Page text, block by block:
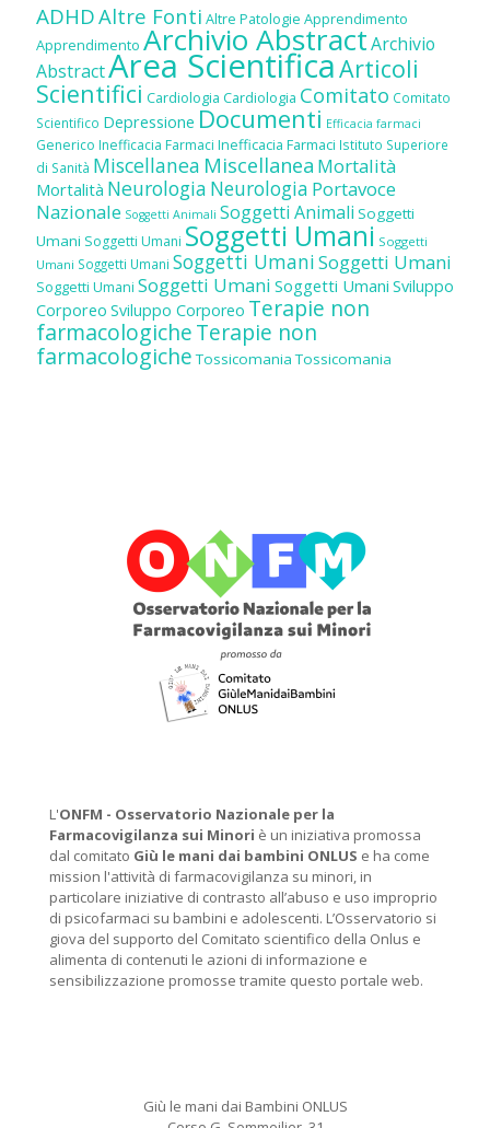
ADHDAltre Fonti Altre Patologie Apprendimento
Apprendimento Archivio AbstractArchivio
AbstractArea ScientificaArticoli
Scientifici Cardiologia Cardiologia Comitato Comitato
Scientifico Depressione Documenti Efficacia farmaci
Generico Inefficacia Farmaci Inefficacia Farmaci Istituto Superiore
di Sanità Miscellanea Miscellanea Mortalità
Mortalità Neurologia Neurologia Portavoce
Nazionale Soggetti Animali Soggetti Animali Soggetti
Umani Soggetti Umani Soggetti Umani Soggetti
Umani Soggetti Umani Soggetti UmaniSoggetti Umani
Soggetti Umani Soggetti Umani Soggetti Umani Sviluppo
Corporeo Sviluppo Corporeo Terapie non
farmacologicheTerapie non
farmacologiche Tossicomania Tossicomania
L'ONFM - Osservatorio Nazionale per la
Farmacovigilanza sui Minori è un iniziativa promossa
dal comitato Giù le mani dai bambini ONLUS e ha come
mission l'attività di farmacovigilanza su minori, in
particolare iniziative di contrasto all’abuso e uso improprio
di psicofarmaci su bambini e adolescenti. L’Osservatorio si
giova del supporto del Comitato scientifico della Onlus e
alimenta di contenuti le azioni di informazione e
sensibilizzazione promosse tramite questo portale web.
Giù le mani dai Bambini ONLUS